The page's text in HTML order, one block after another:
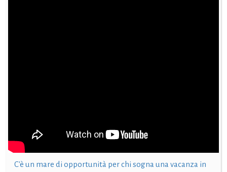
C'è un mare di opportunità per chi sogna una vacanza in